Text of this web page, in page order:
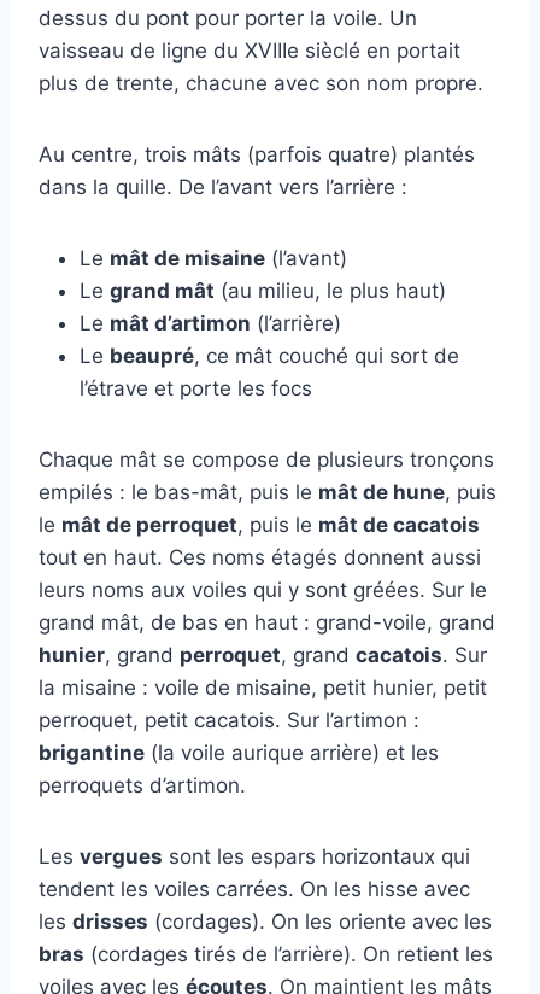
dessus du pont pour porter la voile. Un
vaisseau de ligne du XVIIIe sièclé en portait
plus de trente, chacune avec son nom propre.
Au centre, trois mâts (parfois quatre) plantés
dans la quille. De l’avant vers l’arrière :
Le mât de misaine (l’avant)
Le grand mât (au milieu, le plus haut)
Le mât d’artimon (l’arrière)
Le beaupré, ce mât couché qui sort de
l’étrave et porte les focs
Chaque mât se compose de plusieurs tronçons
empilés : le bas-mât, puis le mât de hune, puis
le mât de perroquet, puis le mât de cacatois
tout en haut. Ces noms étagés donnent aussi
leurs noms aux voiles qui y sont gréées. Sur le
grand mât, de bas en haut : grand-voile, grand
hunier, grand perroquet, grand cacatois. Sur
la misaine : voile de misaine, petit hunier, petit
perroquet, petit cacatois. Sur l’artimon :
brigantine (la voile aurique arrière) et les
perroquets d’artimon.
Les vergues sont les espars horizontaux qui
tendent les voiles carrées. On les hisse avec
les drisses (cordages). On les oriente avec les
bras (cordages tirés de l’arrière). On retient les
voiles avec les écoutes. On maintient les mâts